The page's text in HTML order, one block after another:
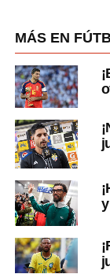
MÁS EN